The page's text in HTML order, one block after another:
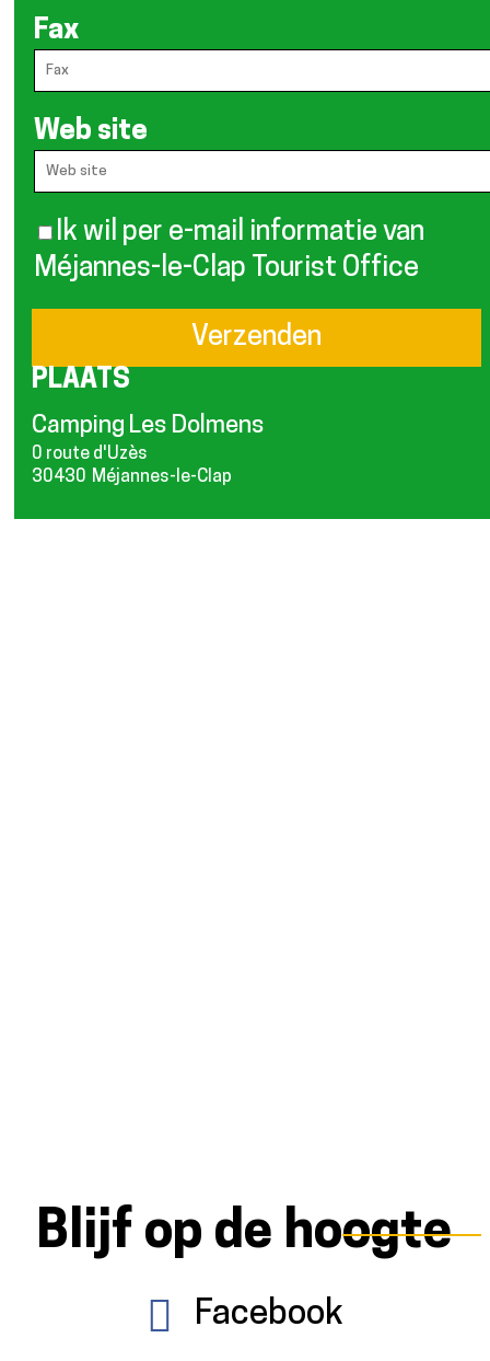
Fax
Web site
Ik wil per e-mail informatie van
Méjannes-le-Clap Tourist Office
PLAATS
Camping Les Dolmens
0 route d'Uzès
30430 Méjannes-le-Clap
Blijf op de hoogte
Facebook